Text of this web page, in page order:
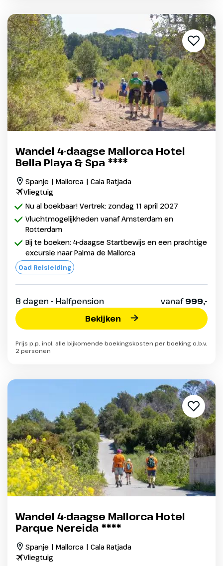
Wandel 4-daagse Mallorca Hotel
Bella Playa & Spa ****
Spanje | Mallorca | Cala Ratjada
Vliegtuig
Nu al boekbaar! Vertrek: zondag 11 april 2027
Vluchtmogelijkheden vanaf Amsterdam en
Rotterdam
Bij te boeken: 4-daagse Startbewijs en een prachtige
excursie naar Palma de Mallorca
Oad Reisleiding
8 dagen - Halfpension vanaf999,-
Bekijken
Prijs p.p. incl. alle bijkomende boekingskosten per boeking o.b.v.
2 personen
Wandel 4-daagse Mallorca Hotel
Parque Nereida ****
Spanje | Mallorca | Cala Ratjada
Vliegtuig